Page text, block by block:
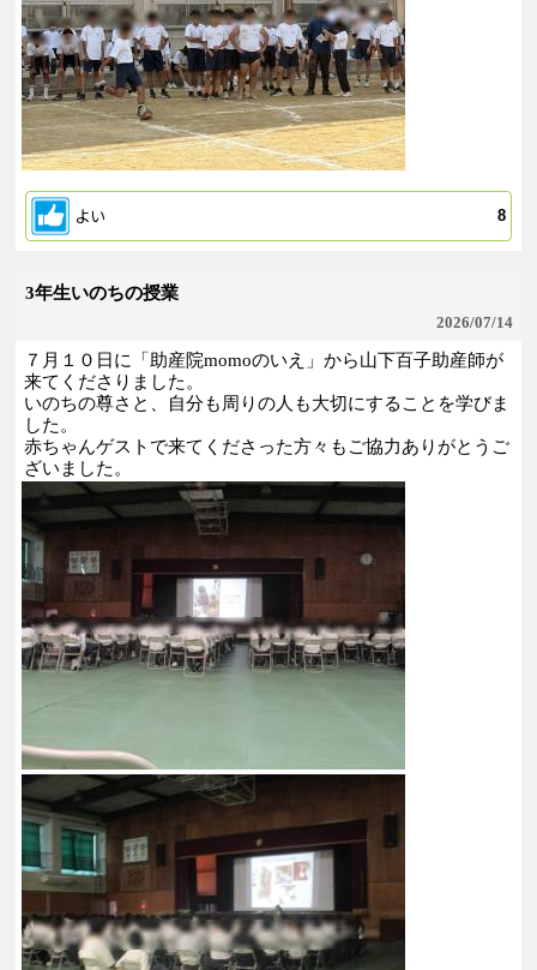
よい 8
3年生いのちの授業
2026/07/14
７月１０日に「助産院momoのいえ」から山下百子助産師が
来てくださりました。
いのちの尊さと、自分も周りの人も大切にすることを学びま
した。
赤ちゃんゲストで来てくださった方々もご協力ありがとうご
ざいました。